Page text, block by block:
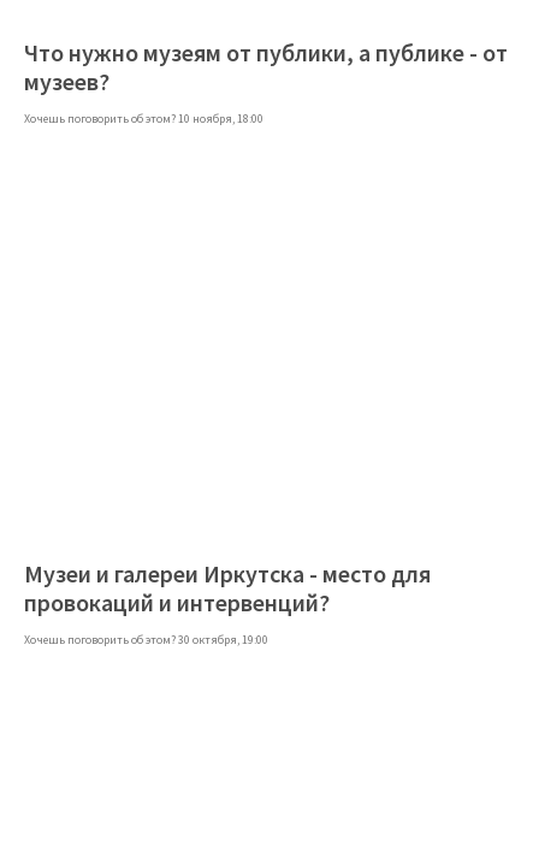
Что нужно музеям от публики, а публике - от
музеев?
Хочешь поговорить об этом? 10 ноября, 18:00
Музеи и галереи Иркутска - место для
провокаций и интервенций?
Хочешь поговорить об этом? 30 октября, 19:00